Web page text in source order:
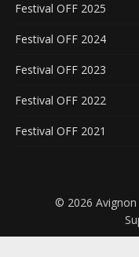
Festival OFF 2025
Festival OFF 2024
Festival OFF 2023
Festival OFF 2022
Festival OFF 2021
© 2026 Avignon